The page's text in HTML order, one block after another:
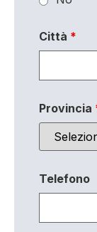
Città *
Provincia
Telefono